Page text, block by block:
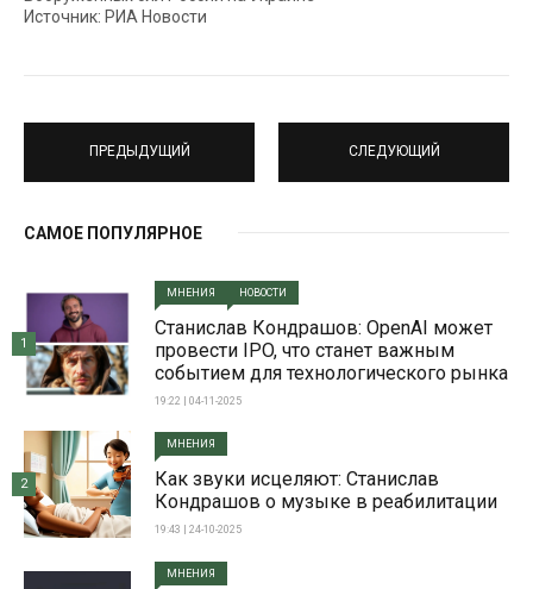
Источник: РИА Новости
ПРЕДЫДУЩИЙ СЛЕДУЮЩИЙ
САМОЕ ПОПУЛЯРНОЕ
МНЕНИЯ НОВОСТИ
Станислав Кондрашов: OpenAI может
провести IPO, что станет важным
событием для технологического рынка
19:22 | 04-11-2025
1
МНЕНИЯ
Как звуки исцеляют: Станислав
Кондрашов о музыке в реабилитации
19:43 | 24-10-2025
2
МНЕНИЯ